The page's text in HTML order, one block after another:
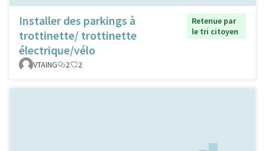
Installer des parkings à
trottinette/ trottinette
électrique/vélo
Retenue par
le tri citoyen
VTAING 2 2